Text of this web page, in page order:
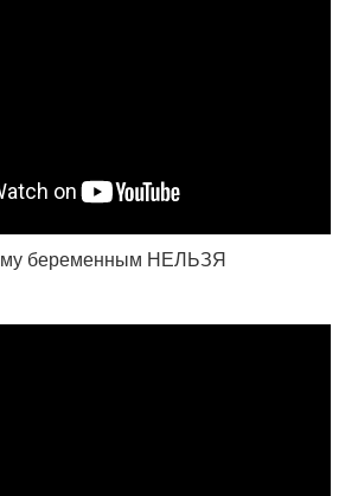
беременным НЕЛЬЗЯ